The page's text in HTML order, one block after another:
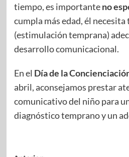
tiempo, es importanteno
cumpla más edad, él
(estimulación temprana)
desarrollo comunicacional.
En el Día de la
abril, aconsejamos prestar
comunicativo del niño para
diagnóstico temprano y un